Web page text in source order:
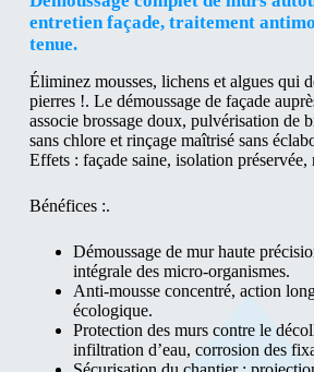
entretien façade, traitement
tenue.
Éliminez mousses, lichens et algues qui
pierres !. Le démoussage de façade
associe brossage doux, pulvérisation de
sans chlore et rinçage maîtrisé sans
Effets : façade saine, isolation préservée,
Bénéfices :.
Démoussage de mur haute
intégrale des micro-organismes.
Anti-mousse concentré, action
écologique.
Protection des murs contre le
infiltration d’eau, corrosion des